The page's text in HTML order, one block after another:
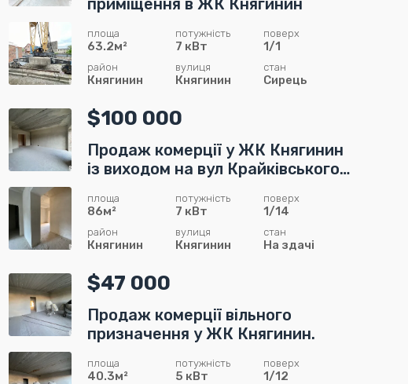
приміщення в ЖК Княгинин
площа
63.2м²
потужність
7 кВт
поверх
1/1
район
Княгинин
вулиця
Княгинин
стан
Сирець
$100 000
Продаж комерції у ЖК Княгинин
із виходом на вул Крайківського!
площа
86м²
потужність
7 кВт
поверх
1/14
район
Княгинин
вулиця
Княгинин
стан
На здачі
$47 000
Продаж комерції вільного
призначення у ЖК Княгинин.
площа
40.3м²
потужність
5 кВт
поверх
1/12